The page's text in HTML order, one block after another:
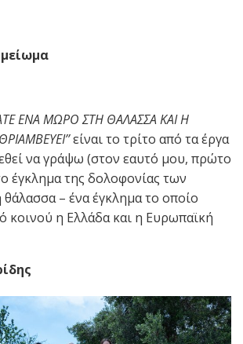
ΕΝΑ ΜΩΡΟ ΣΤΗ ΘΑΛΑΣΣΑ ΚΑΙ Η
είναι το τρίτο από τα έργα
να γράψω (στον εαυτό μου, πρώτο
έγκλημα της δολοφονίας των
– ένα έγκλημα το οποίο
κοινού η Ελλάδα και η Ευρωπαϊκή